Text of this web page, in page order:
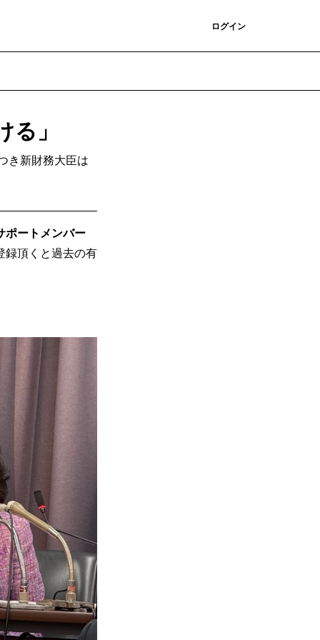
ログイン
」
き新財務大臣は
ポートメンバー
録頂くと過去の有